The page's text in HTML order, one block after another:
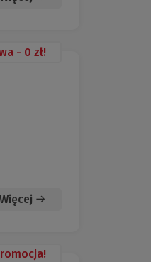
- 0 zł!
Więcej